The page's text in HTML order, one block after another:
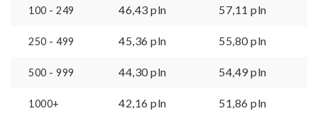
100 - 249 46,43 pln 57,11 pln
250 - 499 45,36 pln 55,80pln
500 - 999 44,30pln 54,49pln
1000+ 42,16 pln 51,86 pln